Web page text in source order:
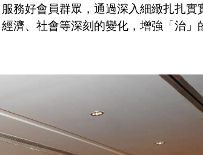
務好會員群眾，通過深入細緻扎扎實
濟、社會等深刻的變化，增強「治」